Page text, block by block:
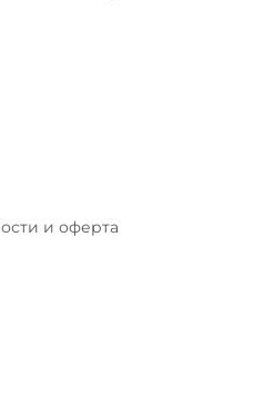
и оферта